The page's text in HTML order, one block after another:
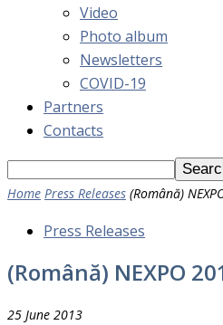
Video
Photo album
Newsletters
COVID-19
Partners
Contacts
Home Press Releases (Română)
Press Releases
(Română) NEXPO
25 June 2013